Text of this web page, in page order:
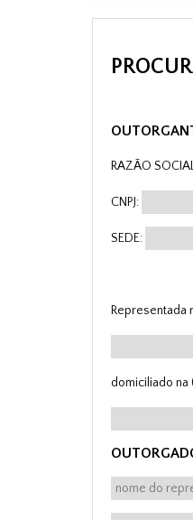
RAZÃO
CNPJ:
SEDE:
domiciliado na